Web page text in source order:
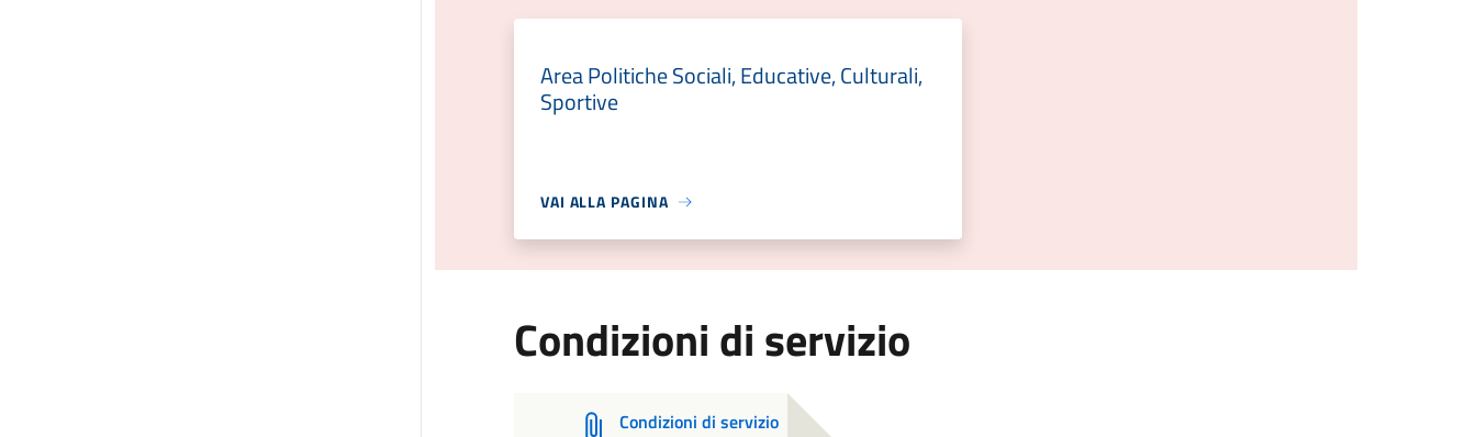
Area Politiche Sociali, Educative, Culturali,
Sportive
VAI ALLA PAGINA
Condizioni di servizio
Condizioni di servizio